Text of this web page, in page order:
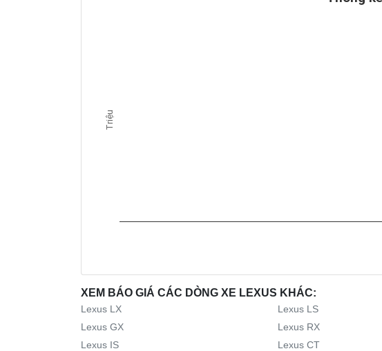
Triệu
XEM BÁO GIÁ CÁC DÒNG XE LEXUS KHÁC:
Lexus LX Lexus LS
Lexus GX
Lexus RX
Lexus IS
Lexus CT